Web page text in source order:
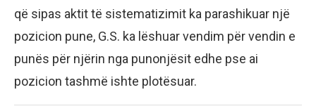
që sipas aktit të sistematizimit ka parashikuar një
pozicion pune, G.S. ka lëshuar vendim për vendin e
punës për njërin nga punonjësit edhe pse ai
pozicion tashmë ishte plotësuar.